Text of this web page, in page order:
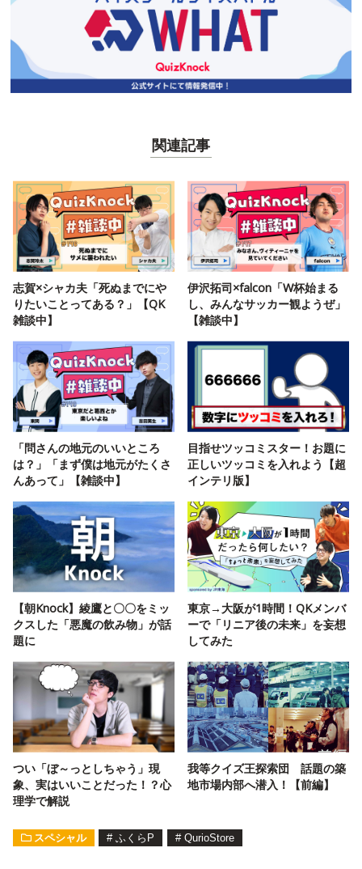
関連記事
志賀×シャカ夫「死ぬまでにや
りたいことってある？」【QK
雑談中】
伊沢拓司×falcon「W杯始まる
し、みんなサッカー観ようぜ」
【雑談中】
「問さんの地元のいいところ
は？」「まず僕は地元がたくさ
んあって」【雑談中】
目指せツッコミスター！お題に
正しいツッコミを入れよう【超
インテリ版】
【朝Knock】綾鷹と〇〇をミッ
クスした「悪魔の飲み物」が話
題に
東京→大阪が1時間！QKメンバ
ーで「リニア後の未来」を妄想
してみた
つい「ぼ～っとしちゃう」現
象、実はいいことだった！？心
理学で解説
我等クイズ王探索団 話題の築
地市場内部へ潜入！【前編】
スペシャル # ふくらP # QurioStore